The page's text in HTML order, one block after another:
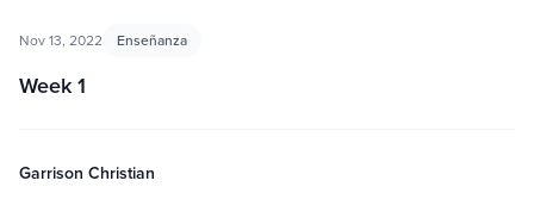
Nov 13, 2022 Enseñanza
Week 1
Garrison Christian